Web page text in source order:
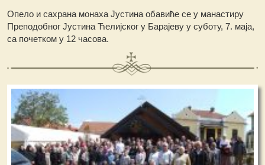
Опело и сахрана монаха Јустина обавиће се у манастиру
Преподобног Јустина Ћелијског у Барајеву у суботу, 7. маја,
са почетком у 12 часова.